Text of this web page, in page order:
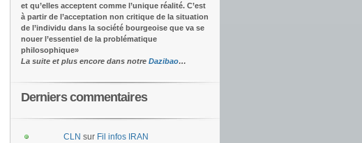
et qu’elles acceptent comme l’unique réalité. C’est
à partir de l’acceptation non critique de la situation
de l’individu dans la société bourgeoise que va se
nouer l’essentiel de la problématique
philosophique»
La suite et plus encore dans notre Dazibao…
Derniers commentaires
CLN sur Fil infos IRAN